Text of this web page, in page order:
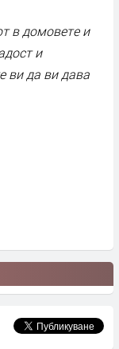
в домовете и
и
ви да ви дава